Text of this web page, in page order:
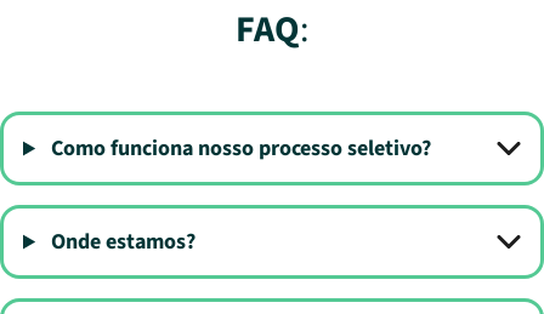
FAQ:
Como funciona nosso processo seletivo?
Onde estamos?